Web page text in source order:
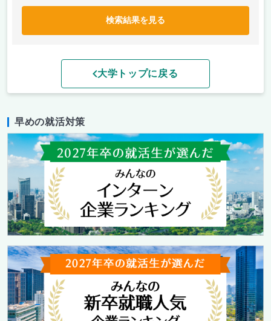
検索結果を見る
大学トップに戻る
早めの就活対策